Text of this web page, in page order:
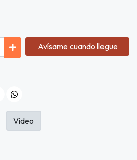
Avísame cuando llegue
Video